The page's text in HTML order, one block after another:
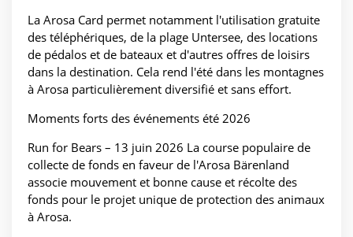
La Arosa Card permet notamment l'utilisation gratuite
des téléphériques, de la plage Untersee, des locations
de pédalos et de bateaux et d'autres offres de loisirs
dans la destination. Cela rend l'été dans les montagnes
à Arosa particulièrement diversifié et sans effort.
Moments forts des événements été 2026
Run for Bears – 13 juin 2026 La course populaire de
collecte de fonds en faveur de l'Arosa Bärenland
associe mouvement et bonne cause et récolte des
fonds pour le projet unique de protection des animaux
à Arosa.